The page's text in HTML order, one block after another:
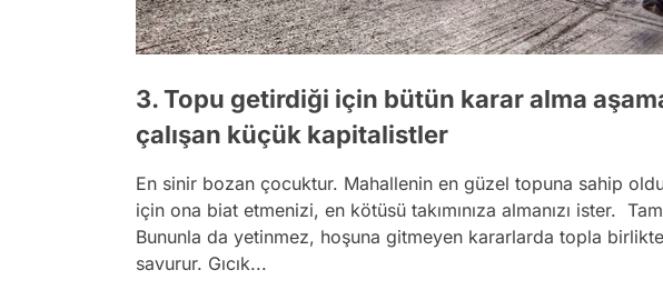
3. Topu getirdiği için bütün karar alma
çalışan küçük kapitalistler
En sinir bozan çocuktur. Mahallenin en güzel topuna sahip
için ona biat etmenizi, en kötüsü takımınıza almanızı ister.
Bununla da yetinmez, hoşuna gitmeyen kararlarda topla
savurur. Gıcık...